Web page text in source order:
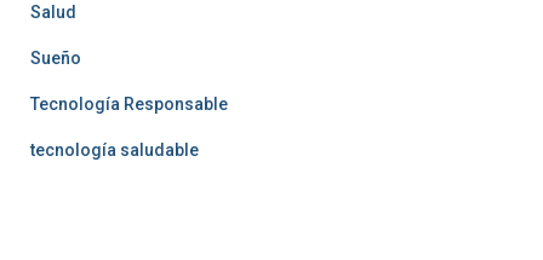
Salud
Sueño
Tecnología Responsable
tecnología saludable